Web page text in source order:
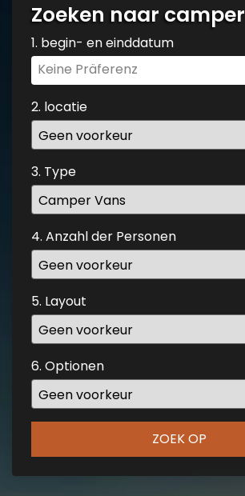
Zoeken naar camper
1. begin- en einddatum
Navigate
forward
to
interact
with
calendar
and
select
a
date.
Press
the
question
mark
to
get
the
2. locatie
3. Type
4. Anzahl der Personen
5. Layout
6. Optionen
ZOEK OP